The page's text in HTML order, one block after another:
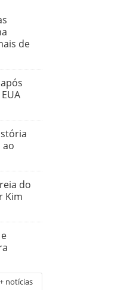
de
ao
do
Kim
+ notícias